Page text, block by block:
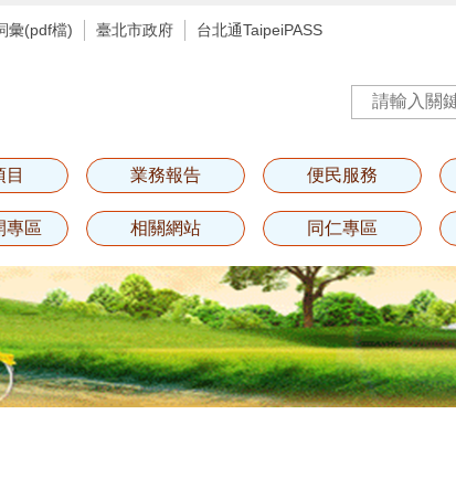
彙(pdf檔) 臺北市政府 台北通TaipeiPASS
目 業務報告 便民服務
專區 相關網站 同仁專區